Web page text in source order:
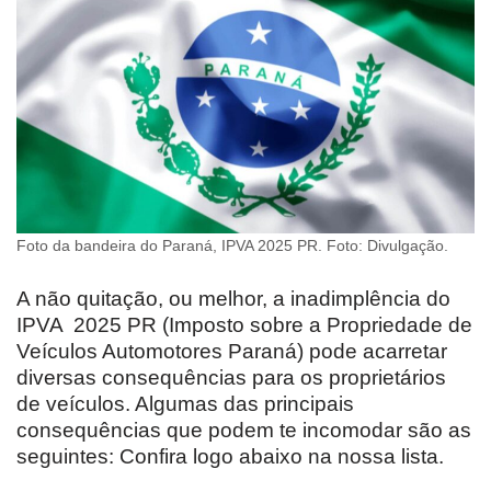
Foto da bandeira do Paraná, IPVA 2025 PR. Foto: Divulgação.
A não quitação, ou melhor, a inadimplência do
IPVA 2025 PR (Imposto sobre a Propriedade de
Veículos Automotores Paraná) pode acarretar
diversas consequências para os proprietários
de veículos. Algumas das principais
consequências que podem te incomodar são as
seguintes: Confira logo abaixo na nossa lista.